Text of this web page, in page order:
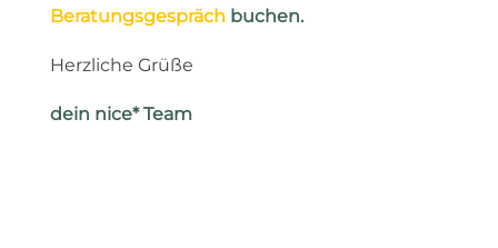
Beratungsgespräch buchen.
Herzliche Grüße
dein nice* Team